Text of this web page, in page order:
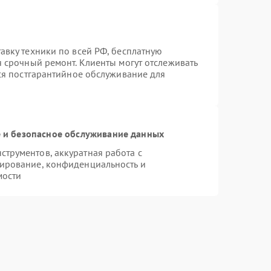
техники по всей РФ, бесплатную
ремонт. Клиенты могут отслеживать
постгарантийное обслуживание для
безопасное обслуживание данных
аккуратная работа с
конфиденциальность и